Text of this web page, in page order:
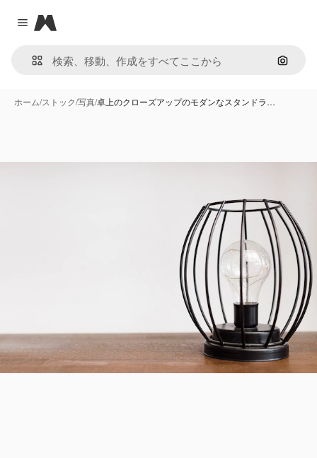
Close menu
Magnific
画像で
ホーム/ストック/写真/卓上のクローズアップのモダンなスタンドラ…